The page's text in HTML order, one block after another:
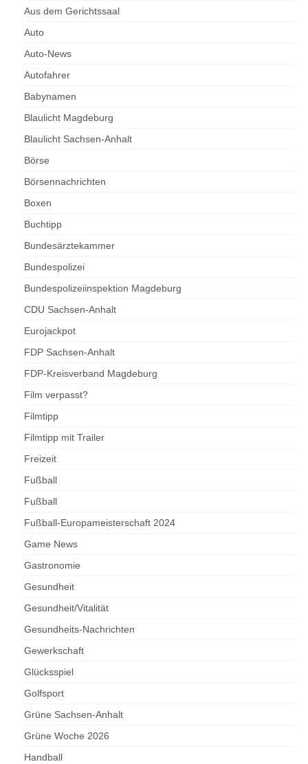
Aus dem Gerichtssaal
Auto
Auto-News
Autofahrer
Babynamen
Blaulicht Magdeburg
Blaulicht Sachsen-Anhalt
Börse
Börsennachrichten
Boxen
Buchtipp
Bundesärztekammer
Bundespolizei
Bundespolizeiinspektion Magdeburg
CDU Sachsen-Anhalt
Eurojackpot
FDP Sachsen-Anhalt
FDP-Kreisverband Magdeburg
Film verpasst?
Filmtipp
Filmtipp mit Trailer
Freizeit
Fußball
Fußball
Fußball-Europameisterschaft 2024
Game News
Gastronomie
Gesundheit
Gesundheit/Vitalität
Gesundheits-Nachrichten
Gewerkschaft
Glücksspiel
Golfsport
Grüne Sachsen-Anhalt
Grüne Woche 2026
Handball